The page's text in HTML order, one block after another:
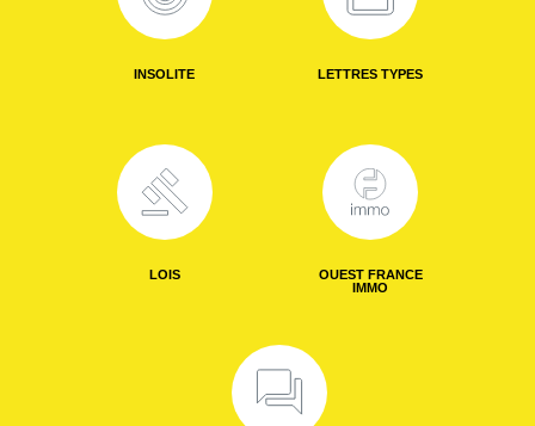
INSOLITE LETTRES TYPES
LOIS
OUEST FRANCE
IMMO